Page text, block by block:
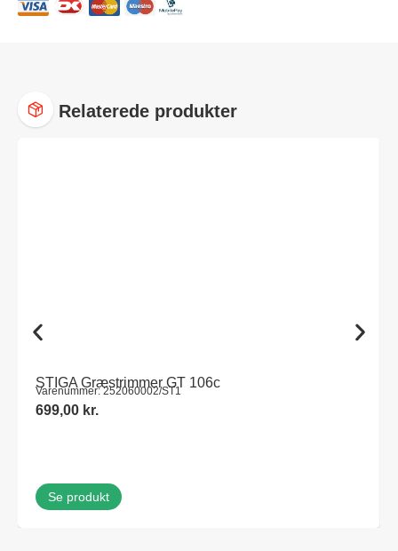
Relaterede produkter
STIGA Græstrimmer GT 106c
Varenummer: 252060002/ST1
699,00 kr.
Se produkt